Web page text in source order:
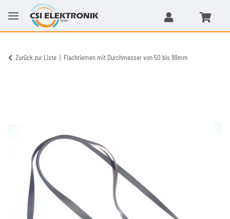
Zurück zur Liste Flachriemen mit Durchmesser von 50 bis 99mm